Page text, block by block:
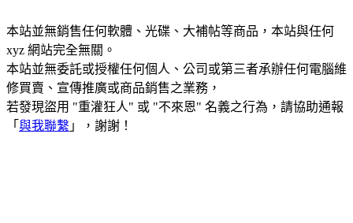
本站並無銷售任何軟體、光碟、大補帖等商品，本站與任何
xyz 網站完全無關。
本站並無委託或授權任何個人、公司或第三者承辦任何電腦維
修買賣、宣傳推廣或商品銷售之業務，
若發現盜用 "重灌狂人" 或 "不來恩" 名義之行為，請協助通報
「 與我聯繫 」，謝謝！